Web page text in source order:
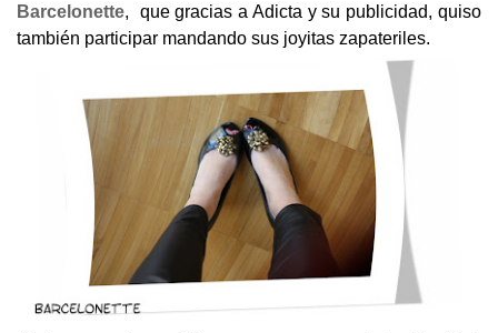
Barcelonette, que gracias a Adicta y su publicidad, quiso
también participar mandando sus joyitas zapateriles.